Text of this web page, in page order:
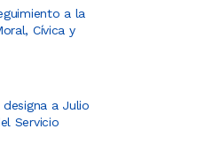
a la
Cívica y
a Julio
Servicio